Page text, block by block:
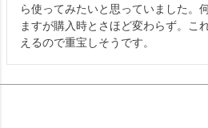
ら使ってみたいと思っていました。
ますが購入時とさほど変わらず。こ
えるので重宝しそうです。